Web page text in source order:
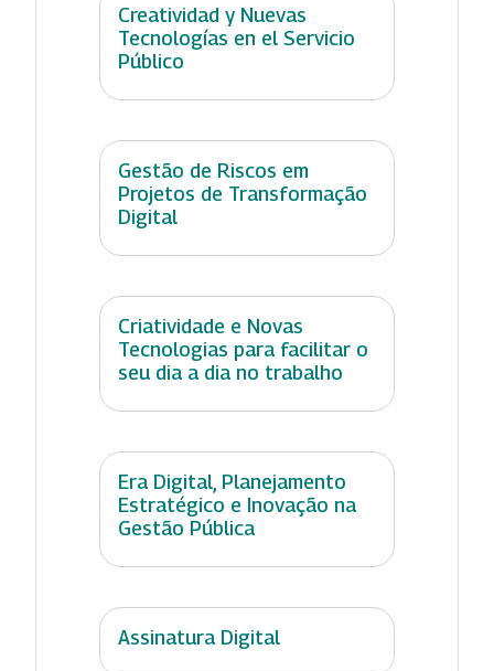
Creatividad y Nuevas
Tecnologías en el Servicio
Público
Gestão de Riscos em
Projetos de Transformação
Digital
Criatividade e Novas
Tecnologias para facilitar o
seu dia a dia no trabalho
Era Digital, Planejamento
Estratégico e Inovação na
Gestão Pública
Assinatura Digital